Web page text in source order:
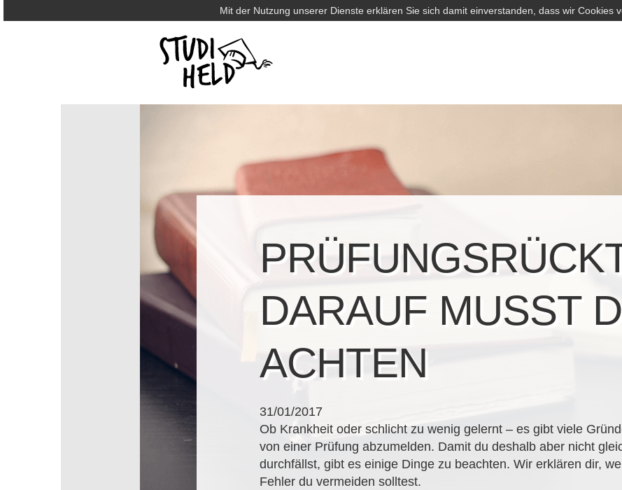
Mit der Nutzung unserer Dienste erklären Sie sich damit einverstanden, dass wir Cookies
DARAUF MUSST
ACHTEN
31/01/2017
Ob Krankheit oder schlicht zu wenig gelernt – es gibt viele
von einer Prüfung abzumelden. Damit du deshalb aber nicht
durchfällst, gibt es einige Dinge zu beachten. Wir erklären dir,
Fehler du vermeiden solltest.